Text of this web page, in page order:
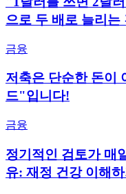
으로 두 배로 늘리는
금융
저축은 단순한 돈이
드"입니다!
금융
정기적인 검토가 매
유: 재정 건강 이해하